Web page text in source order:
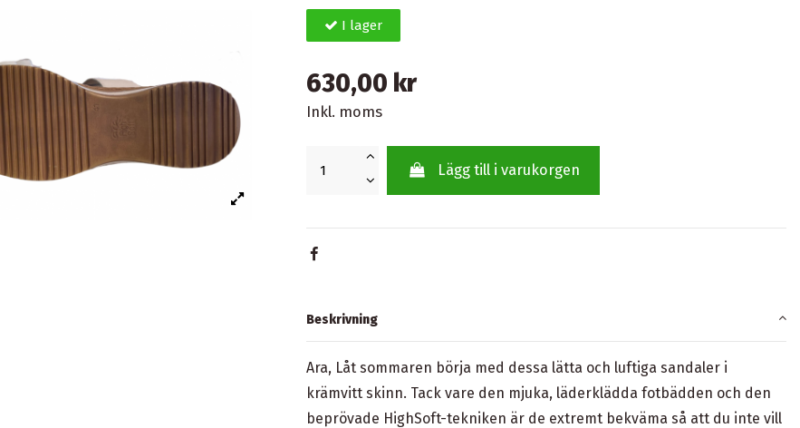
I lager
630,00 kr
Inkl. moms
Lägg till i varukorgen
Beskrivning
Ara, Låt sommaren börja med dessa lätta och luftiga sandaler i
krämvitt skinn. Tack vare den mjuka, läderklädda fotbädden och den
beprövade HighSoft-tekniken är de extremt bekväma så att du inte vill